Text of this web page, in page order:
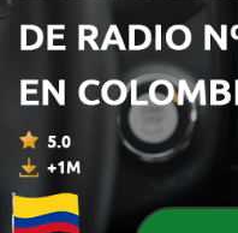
37 - Gonzalo Benítez
Valencia - EP 6
29 ago. 2023
59 - 36 - Gonzalo Benítez
5
24 ago. 2023